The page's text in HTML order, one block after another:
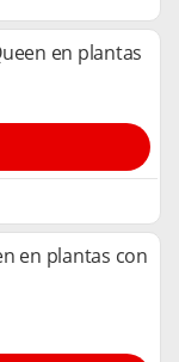
en plantas
en plantas con